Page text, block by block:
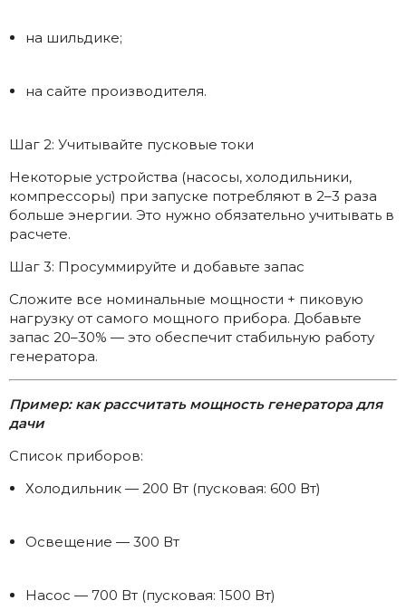
на шильдике;
на сайте производителя.
Шаг 2: Учитывайте пусковые токи
Некоторые устройства (насосы, холодильники,
компрессоры) при запуске потребляют в 2–3 раза
больше энергии. Это нужно обязательно учитывать в
расчете.
Шаг 3: Просуммируйте и добавьте запас
Сложите все номинальные мощности + пиковую
нагрузку от самого мощного прибора. Добавьте
запас 20–30% — это обеспечит стабильную работу
генератора.
Пример: как рассчитать мощность генератора для
дачи
Список приборов:
Холодильник — 200 Вт (пусковая: 600 Вт)
Освещение — 300 Вт
Насос — 700 Вт (пусковая: 1500 Вт)